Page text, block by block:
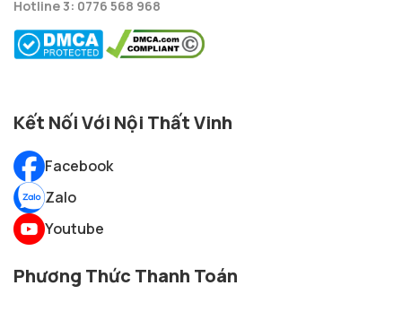
Hotline 3: 0776 568 968
Kết Nối Với Nội Thất Vinh
Facebook
Zalo
Youtube
Phương Thức Thanh Toán